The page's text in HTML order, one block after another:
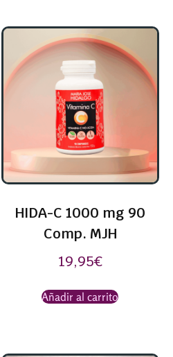
HIDA-C 1000 mg 90
Comp. MJH
19,95€
Añadir al carrito